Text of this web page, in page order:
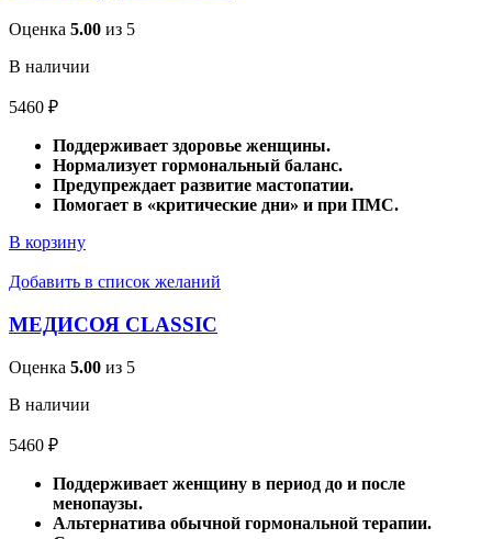
Оценка 5.00 из 5
В наличии
5460 ₽
Поддерживает здоровье женщины.
Нормализует гормональный баланс.
Предупреждает развитие мастопатии.
Помогает в «критические дни» и при ПМС.
В корзину
Добавить в список желаний
МЕДИСОЯ CLASSIC
Оценка 5.00 из 5
В наличии
5460 ₽
Поддерживает женщину в период до и после
менопаузы.
Альтернатива обычной гормональной терапии.